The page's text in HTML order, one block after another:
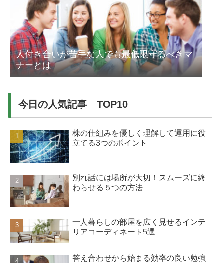
人付き合いが苦手な人でも最低限守るべきマ
ナーとは
今日の人気記事 TOP10
株の仕組みを優しく理解して運用に役
立てる3つのポイント
別れ話には場所が大切！スムーズに終
わらせる５つの方法
一人暮らしの部屋を広く見せるインテ
リアコーディネート5選
答え合わせから始まる効率の良い勉強